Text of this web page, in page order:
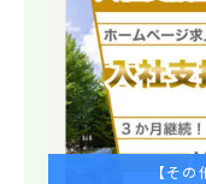
【そ